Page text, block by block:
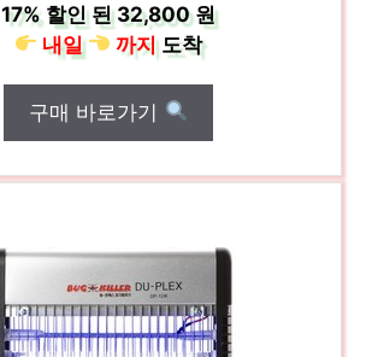
17% 할인 된32,800 원
내일
까지도착
구매 바로가기